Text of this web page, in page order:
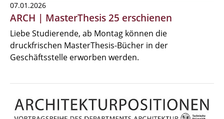
07.01.2026
ARCH | MasterThesis 25 erschienen
Liebe Studierende, ab Montag können die
druckfrischen MasterThesis-Bücher in der
Geschäftsstelle erworben werden.